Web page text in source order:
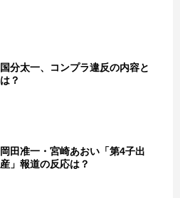
国分太一、コンプラ違反の内容と
は？
岡田准一・宮崎あおい「第4子出
産」報道の反応は？